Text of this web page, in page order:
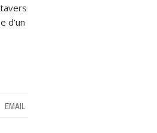
d’un
EMAIL